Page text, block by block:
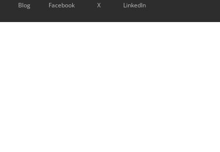
Blog Facebook X LinkedIn